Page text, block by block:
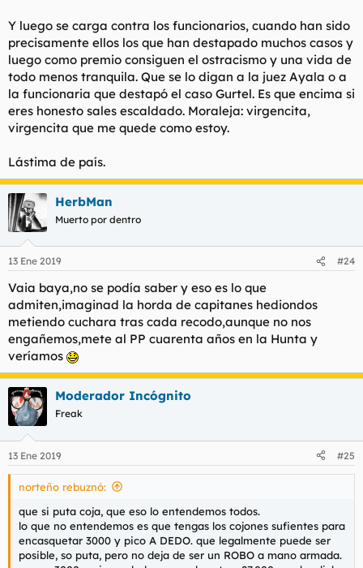
Y luego se carga contra los funcionarios, cuando han sido
precisamente ellos los que han destapado muchos casos y
luego como premio consiguen el ostracismo y una vida de
todo menos tranquila. Que se lo digan a la juez Ayala o a
la funcionaria que destapó el caso Gurtel. Es que encima si
eres honesto sales escaldado. Moraleja: virgencita,
virgencita que me quede como estoy.
Lástima de país.
HerbMan
Muerto por dentro
13 Ene 2019 #24
Vaia baya,no se podía saber y eso es lo que
admiten,imaginad la horda de capitanes hediondos
metiendo cuchara tras cada recodo,aunque no nos
engañemos,mete al PP cuarenta años en la Hunta y
veríamos
Moderador Incógnito
Freak
13 Ene 2019 #25
norteño rebuznó:
que si puta coja, que eso lo entendemos todos.
lo que no entendemos es que tengas los cojones sufientes para
encasquetar 3000 y pico A DEDO. que legalmente puede ser
posible, so puta, pero no deja de ser un ROBO a mano armada.